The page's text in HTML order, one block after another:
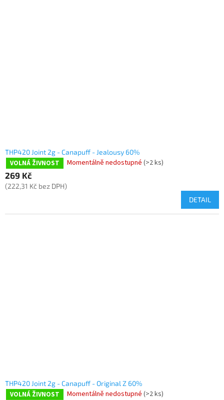
THP420 Joint 2g - Canapuff - Jealousy 60%
VOLNÁ ŽIVNOST Momentálně nedostupné (>2 ks)
269 Kč
(222,31 Kč bez DPH)
DETAIL
THP420 Joint 2g - Canapuff - Original Z 60%
VOLNÁ ŽIVNOST Momentálně nedostupné (>2 ks)